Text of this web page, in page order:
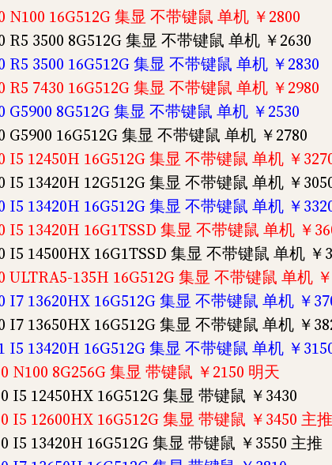
N100 16G512G 集显 不带键鼠 单机 ￥2800
R5 3500 8G512G 集显 不带键鼠 单机 ￥2630
3500 16G512G 集显 不带键鼠 单机 ￥2830
7430 16G512G 集显 不带键鼠 单机 ￥2980
G5900 8G512G 集显 不带键鼠 单机 ￥2530
16G512G 集显 不带键鼠 单机 ￥2780
I5 12450H 16G512G 集显 不带键鼠 单机 ￥
I5 13420H 12G512G 集显 不带键鼠 单机 ￥
I5 13420H 16G512G 集显 不带键鼠 单机 ￥
I5 13420H 16G1TSSD 集显 不带键鼠 单机 ￥
I5 14500HX 16G1TSSD 集显 不带键鼠 单机 ￥
ULTRA5-135H 16G512G 集显 不带键鼠 单机
I7 13620HX 16G512G 集显 不带键鼠 单机 ￥
I7 13650HX 16G512G 集显 不带键鼠 单机 ￥
I5 13420H 16G512G 集显 不带键鼠 单机 ￥
N100 8G256G 集显 带键鼠 ￥2150 明天
I5 12450HX 16G512G 集显 带键鼠 ￥3430
I5 12600HX 16G512G 集显 带键鼠 ￥3450 主推
I5 13420H 16G512G 集显 带键鼠 ￥3550 主推